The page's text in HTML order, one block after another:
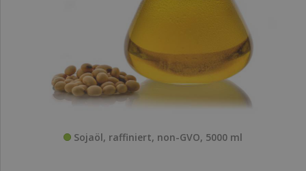
Sojaöl, raffiniert, non-GVO, 5000 ml